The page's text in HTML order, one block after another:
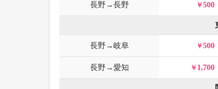
長野→長野 500
長野→岐阜 500
長野→愛知 1,700